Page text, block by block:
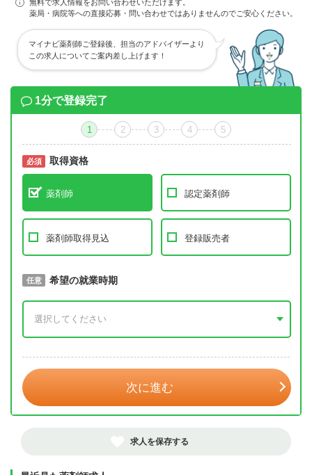
無料で求人情報をお問い合わせいただけます。
薬局・病院等への直接応募・問い合わせではありませんのでご安心ください。
マイナビ薬剤師ご登録後、担当のアドバイザーより
この求人についてご案内差し上げます！
1分で登録完了
1 2 3 4 5
必須 取得資格
薬剤師 認定薬剤師
薬剤師取得見込 登録販売者
必須 取得予定年
任意 希望の就業時期
次に進む
求人を保存する